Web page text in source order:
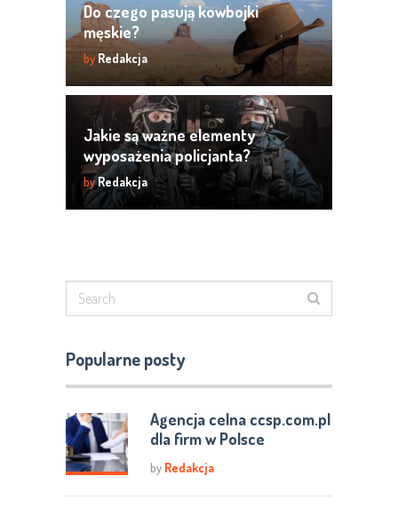
Do czego pasują kowbojki
męskie?
by Redakcja
Jakie są ważne elementy
wyposażenia policjanta?
byRedakcja
Popularne posty
Agencja celna ccsp.com.pl
dla firm w Polsce
by Redakcja